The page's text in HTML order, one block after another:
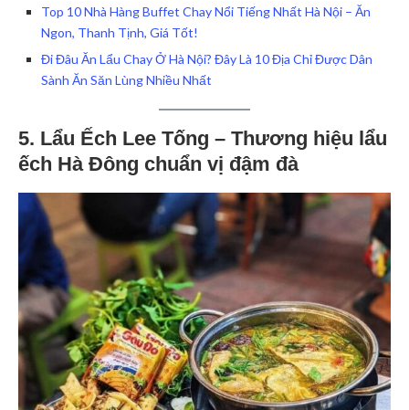
Top 10 Nhà Hàng Buffet Chay Nổi Tiếng Nhất Hà Nội – Ăn
Ngon, Thanh Tịnh, Giá Tốt!
Đi Đâu Ăn Lẩu Chay Ở Hà Nội? Đây Là 10 Địa Chỉ Được Dân
Sành Ăn Săn Lùng Nhiều Nhất
5. Lẩu Ếch Lee Tống – Thương hiệu lẩu
ếch Hà Đông chuẩn vị đậm đà